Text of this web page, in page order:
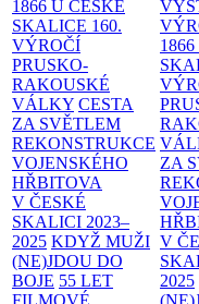
1866 U ČESKÉ
SKALICE 160.
VÝROČÍ
PRUSKO-
RAKOUSKÉ
VÁLKY CESTA
ZA SVĚTLEM
REKONSTRUKCE
VOJENSKÉHO
HŘBITOVA
V ČESKÉ
SKALICI 2023–
2025 KDYŽ MUŽI
(NE)JDOU DO
BOJE 55 LET
ZA
V
2025